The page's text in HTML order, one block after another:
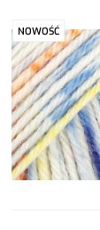
NOWOŚĆ